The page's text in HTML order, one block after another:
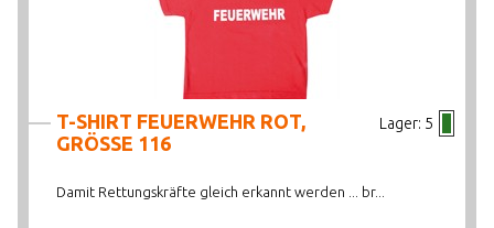
Lager: 5
T-SHIRT FEUERWEHR ROT,
GRÖSSE 116
Damit Rettungskräfte gleich erkannt werden ... br...